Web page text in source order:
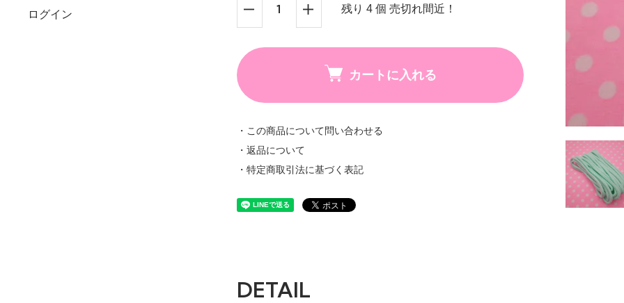
ログイン 残り 4 個 売切れ間近！
カートに入れる
・この商品について問い合わせる
・返品について
・特定商取引法に基づく表記
DETAIL